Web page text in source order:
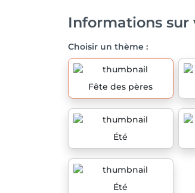
Informations sur
Choisir un thème :
Fête des pères
Été
Été